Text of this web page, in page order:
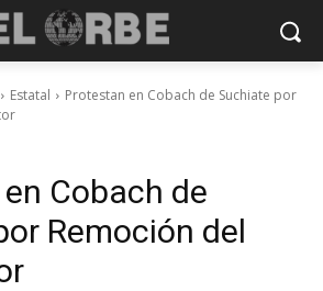
Estatal
Protestan en Cobach de Suchiate por
Cobach de
Remoción del